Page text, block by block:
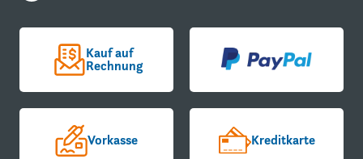
Kauf auf
Rechnung
Vorkasse Kreditkarte